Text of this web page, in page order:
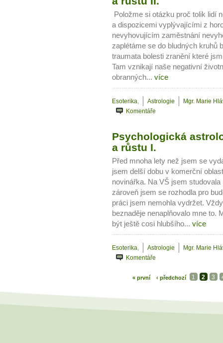
Položme si otázku proč tolik lidí
a dispozicemi vyplývajícími z
nevyhovujícím zaměstnání
zaplétáme se do bludných kruhů
traumata bolesti zranění které
Tam vznikají naše negativní
obranných... více
Esoterika, Astrologie
Mgr. Marie
Komentáře
Psychologická
a růstu I.
Před mnoha lety než jsem se
jsem delší dobu v komerční
novinářka. Na VŠ jsem
zároveň jsem se rozhodla pro
práci jsem nemohla vydržet.
beznaděje nenaplňovalo mne to.
být ještě cosi hlubšího... více
Esoterika, Astrologie
Mgr. Marie
Komentáře
« první ‹ předchozí 1 2 3